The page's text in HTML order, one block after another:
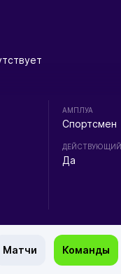
АМПЛУА
Спортсмен
ДЕЙСТВУЮЩИЙ
Да
Матчи Команды